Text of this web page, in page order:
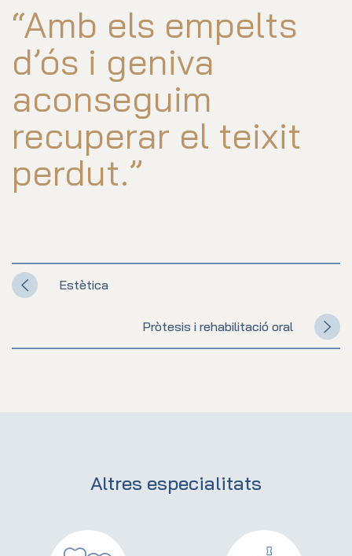
“Amb els empelts
d’ós i geniva
aconseguim
recuperar el teixit
perdut.”
Estètica
Pròtesis i rehabilitació oral
Altres especialitats